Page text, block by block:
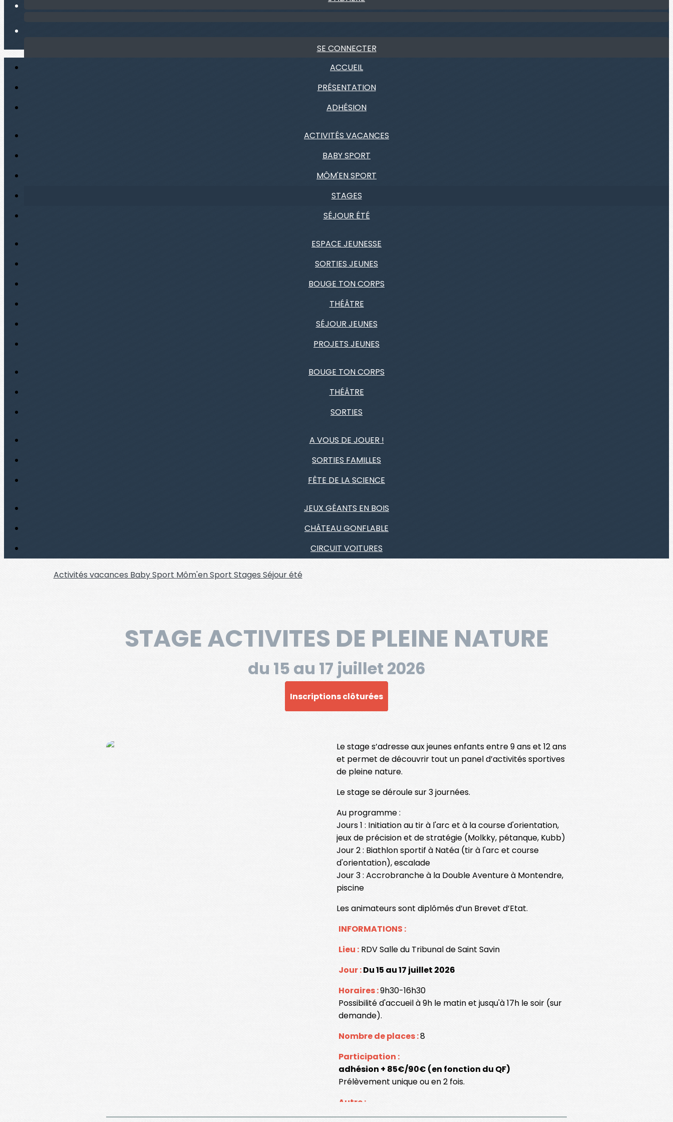
SE CONNECTER
ACCUEIL
PRÉSENTATION
ADHÉSION
ACTIVITÉS VACANCES
BABY SPORT
MÔM'EN SPORT
STAGES
SÉJOUR ÉTÉ
ESPACE JEUNESSE
SORTIES JEUNES
BOUGE TON CORPS
THÉÂTRE
SÉJOUR JEUNES
PROJETS JEUNES
BOUGE TON CORPS
THÉÂTRE
SORTIES
A VOUS DE JOUER !
SORTIES FAMILLES
FÊTE DE LA SCIENCE
JEUX GÉANTS EN BOIS
CHÂTEAU GONFLABLE
CIRCUIT VOITURES
Activités vacances Baby Sport Môm'en Sport Stages Séjour été
STAGE ACTIVITES DE PLEINE NATURE
du 15 au 17 juillet 2026
Inscriptions clôturées
Le stage s’adresse aux jeunes enfants entre 9 ans et 12 ans
et permet de découvrir tout un panel d’activités sportives
de pleine nature.
Le stage se déroule sur 3 journées.
Au programme :
Jours 1 : Initiation au tir à l'arc et à la course d'orientation,
jeux de précision et de stratégie (Molkky, pétanque, Kubb)
Jour 2 : Biathlon sportif à Natéa (tir à l'arc et course
d'orientation), escalade
Jour 3 : Accrobranche à la Double Aventure à Montendre,
piscine
Les animateurs sont diplômés d’un Brevet d’Etat.
INFORMATIONS :
Lieu : RDV Salle du Tribunal de Saint Savin
Jour :Du 15 au 17 juillet 2026
Horaires :9h30-16h30
Possibilitéd'accueil à 9h le matin et jusqu'à 17h le soir (sur
demande).
Nombre de places :8
Participation :
adhésion + 85€/90€ (en fonction du QF)
Prélèvement unique ou en 2 fois.
Autre :
Prévoir son pique-nique